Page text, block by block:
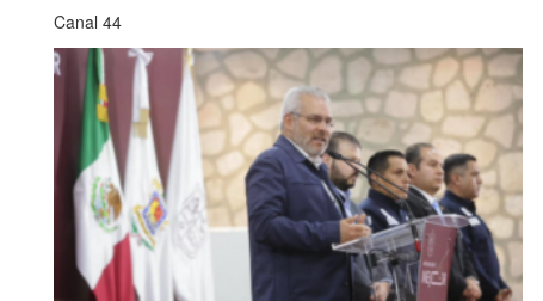
Canal 44